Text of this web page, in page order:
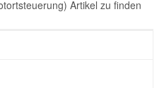
Artikel zu finden